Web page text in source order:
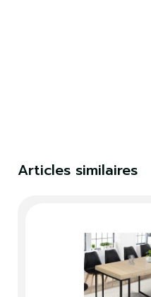
Articles similaires